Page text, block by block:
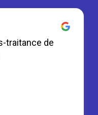
traitance de